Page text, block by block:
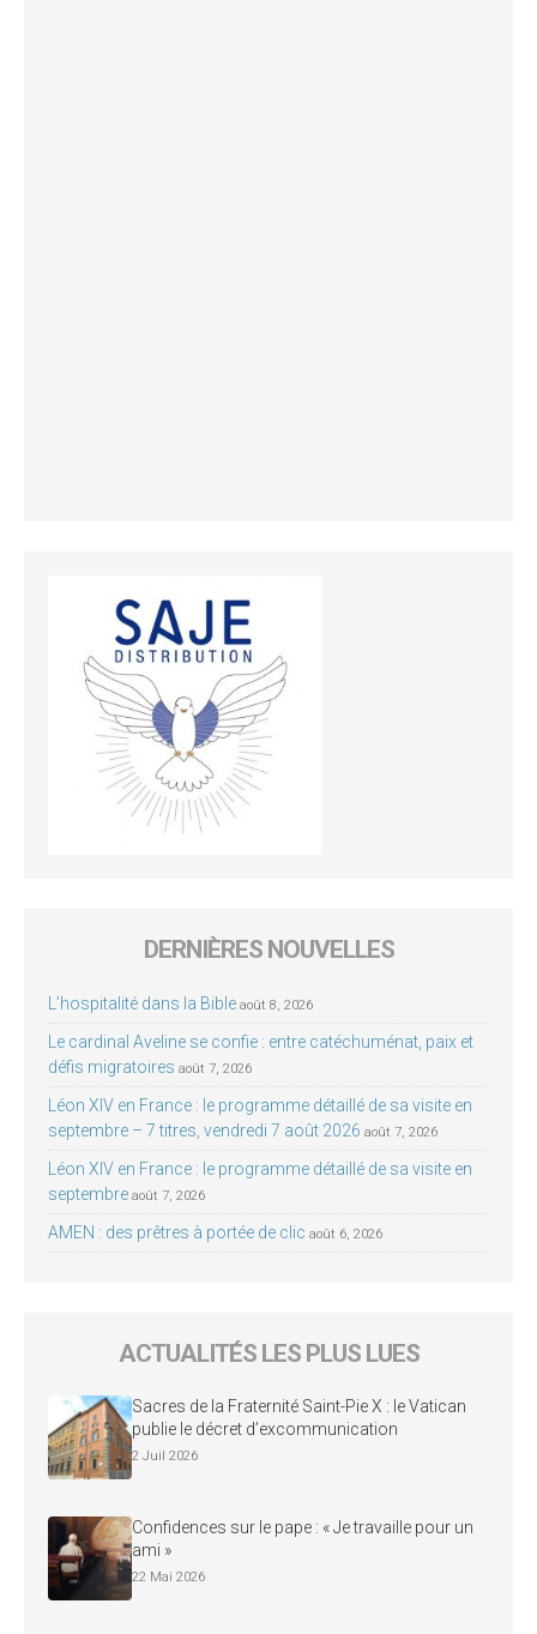
DERNIÈRES NOUVELLES
L’hospitalité dans la Bible août 8, 2026
Le cardinal Aveline se confie : entre catéchuménat, paix et
défis migratoires août 7, 2026
Léon XIV en France : le programme détaillé de sa visite en
septembre – 7 titres, vendredi 7 août 2026 août 7, 2026
Léon XIV en France : le programme détaillé de sa visite en
septembre août 7, 2026
AMEN : des prêtres à portée de clic août 6, 2026
ACTUALITÉS LES PLUS LUES
Sacres de la Fraternité Saint-Pie X : le Vatican
publie le décret d’excommunication
2 Juil 2026
Confidences sur le pape : « Je travaille pour un
ami »
22 Mai 2026